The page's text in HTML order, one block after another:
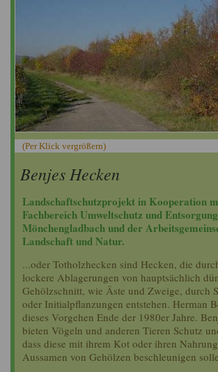
(Per Klick vergrößern)
Benjes Hecken
Landschaftschutzprojekt in Kooperation
Fachbereich Umweltschutz und
Mönchengladbach und der
Landschaft und Natur.
...oder Totholzhecken sind Hecken, die
lockere Ablagerungen von hauptsächlich
Gehölzschnitt, wie Äste und Zweige, durch
oder Initialpflanzungen entstehen. Herman
dieses Vorgehen Ende der 1980er Jahre.
bieten Vögeln und anderen Tieren Schutz
dass diese mit ihrem Kot oder ihren
Aussamen von Gehölzen beschleunigen